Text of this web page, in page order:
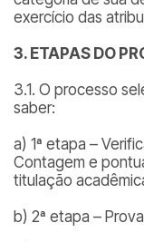
exercício das
3. ETAPAS DO
3.1. O processo
saber:
a) 1ª etapa –
Contagem e
titulação
b) 2ª etapa –